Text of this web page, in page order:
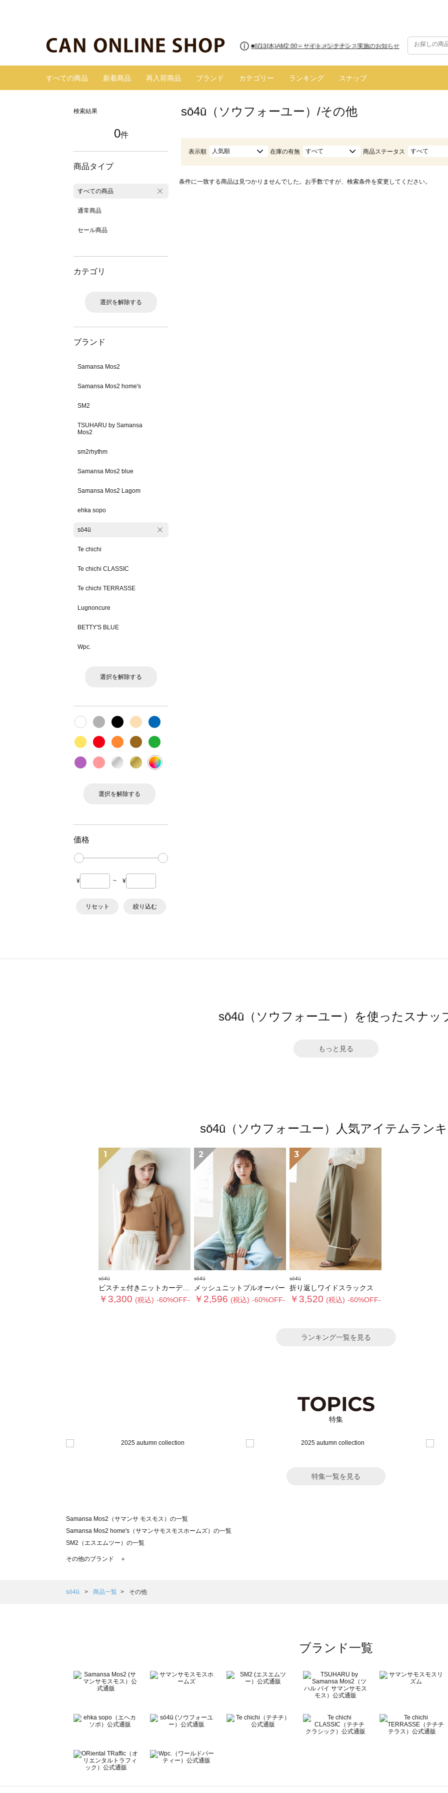
■8/13(木)AM2:00～サイトメンテナンス実施のお知らせ
すべての商品 新着商品 再入荷商品 ブランド カテゴリー ランキング スナップ
検索結果
0件
商品タイプ
すべての商品
通常商品
セール商品
カテゴリ
選択を解除する
ブランド
Samansa Mos2
Samansa Mos2 home's
SM2
TSUHARU by Samansa
Mos2
sm2rhythm
Samansa Mos2 blue
Samansa Mos2 Lagom
ehka sopo
sō4ū
Te chichi
Te chichi CLASSIC
Te chichi TERRASSE
Lugnoncure
BETTY'S BLUE
Wpc.
選択を解除する
選択を解除する
価格
¥ ~ ¥
リセット 絞り込む
sō4ū（ソウフォーユー）/その他
表示順 人気順 在庫の有無 すべて 商品ステータス すべて
条件に一致する商品は見つかりませんでした。お手数ですが、検索条件を変更してください。
sō4ū（ソウフォーユー）を使ったスナッ
もっと見る
sō4ū（ソウフォーユー）人気アイテムラン
1
sō4ū
ビスチェ付きニットカーディガン
￥3,300 (税込) -60%OFF-
2
sō4ū
メッシュニットプルオーバー
￥2,596 (税込) -60%OFF-
3
sō4ū
折り返しワイドスラックス
￥3,520 (税込) -60%OFF-
ランキング一覧を見る
特集
特集一覧を見る
Samansa Mos2（サマンサ モスモス）の一覧
Samansa Mos2 home's（サマンサモスモスホームズ）の一覧
SM2（エスエムツー）の一覧
TSUHARU by Samansa Mos2（ツハルバイサマンサモスモス）の一覧
Samansa Mos2 Lagom（サマンサモスモス ラーゴム）の一覧
BETTY'S BLUE（べティーズブルー）の一覧
Wpc.（ワールドパーティー）の一覧
その他のブランド ＋
sō4ū 商品一覧 その他
ブランド一覧